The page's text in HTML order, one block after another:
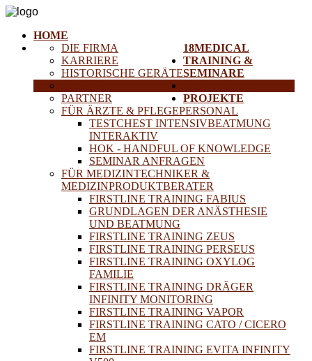
HOME
18MEDICAL
DIE FIRMA
KARRIERE
HISTORISCHE GERÄTE
PARTNER
TRAINING &
SEMINARE
FÜR ÄRZTE & PFLEGEPERSONAL
TESTCHEST INTENSIVBEATMUNG
INTERAKTIV
HOK - HANDFUL OF KNOWLEDGE
SEMINAR ANFRAGEN
FÜR MEDIZINTECHNIKER &
MEDIZINPRODUKTBERATER
FIRSTLINE TRAINING FABIUS
GRUNDLAGEN DER ANÄSTHESIE
UND BEATMUNG
FIRSTLINE TRAINING ZEUS
FIRSTLINE TRAINING PERSEUS
FIRSTLINE TRAINING OXYLOG
FAMILIE
FIRSTLINE TRAINING DRÄGER
INFINITY MONITORING
FIRSTLINE TRAINING VAPOR
FIRSTLINE TRAINING CATO / CICERO
EM
FIRSTLINE TRAINING EVITA INFINITY
PROJEKTE